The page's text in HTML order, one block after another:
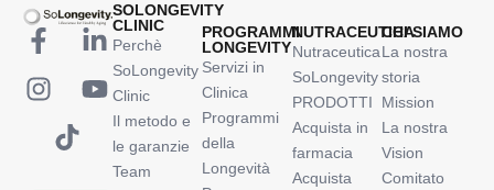
SOLONGEVITY
CLINIC
Perchè
SoLongevity
Clinic
Il metodo e
le garanzie
Team
PROGRAMMI
LONGEVITY
Servizi in
Clinica
Programmi
della
Longevità
NUTRACEUTICA
Nutraceutica
SoLongevity
PRODOTTI
Acquista in
farmacia
Acquista
CHI SIAMO
La nostra
storia
Mission
La nostra
Vision
Comitato